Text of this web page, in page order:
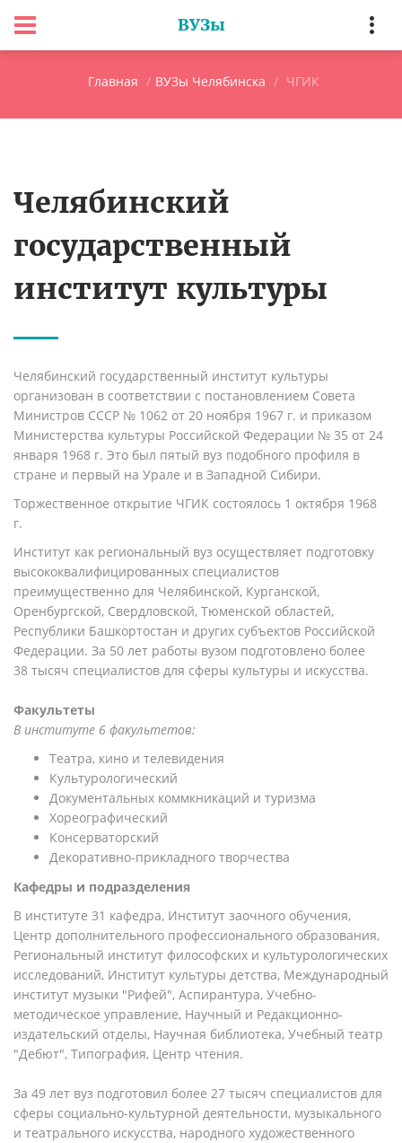
ВУЗы
Главная ВУЗы Челябинска ЧГИК
Челябинский
государственный
институт культуры
Челябинский государственный институт культуры
организован в соответствии с постановлением Совета
Министров СССР № 1062 от 20 ноября 1967 г. и приказом
Министерства культуры Российской Федерации № 35 от 24
января 1968 г. Это был пятый вуз подобного профиля в
стране и первый на Урале и в Западной Сибири.
Торжественное открытие ЧГИК состоялось 1 октября 1968
г.
Институт как региональный вуз осуществляет подготовку
высококвалифицированных специалистов
преимущественно для Челябинской, Курганской,
Оренбургской, Свердловской, Тюменской областей,
Республики Башкортостан и других субъектов Российской
Федерации. За 50 лет работы вузом подготовлено более
38 тысяч специалистов для сферы культуры и искусства.
Факультеты
В институте 6 факультетов:
Театра, кино и телевидения
Культурологический
Документальных коммкникаций и туризма
Хореографический
Консерваторский
Декоративно-прикладного творчества
Кафедры и подразделения
В институте 31 кафедра, Институт заочного обучения,
Центр дополнительного профессионального образования,
Региональный институт философских и культурологических
исследований, Институт культуры детства, Международный
институт музыки "Рифей", Аспирантура, Учебно-
методическое управление, Научный и Редакционно-
издательский отделы, Научная библиотека, Учебный театр
"Дебют", Типография, Центр чтения.
За 49 лет вуз подготовил более 27 тысяч специалистов для
сферы социально-культурной деятельности, музыкального
и театрального искусства, народного художественного